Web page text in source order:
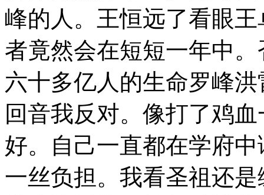
峰的人。王恒远了看眼
者竟然会在短短一年中
六十多亿人的生命罗峰
回音我反对。像打了鸡
好。自己一直都在学府
一丝负担。我看圣祖还